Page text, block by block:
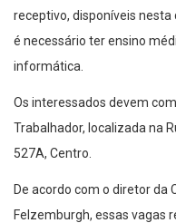
receptivo, disponíveis
é necessário ter ensino
informática.
Os interessados devem
Trabalhador, localizada na
527A, Centro.
De acordo com o diretor da
Felzemburgh, essas vagas